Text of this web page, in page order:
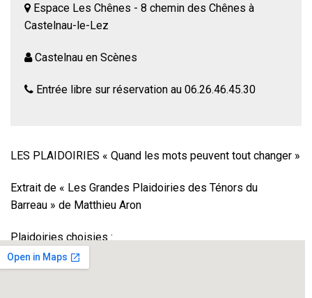
Espace Les Chênes - 8 chemin des Chênes à
Castelnau-le-Lez
Castelnau en Scènes
Entrée libre sur réservation au 06.26.46.45.30
LES PLAIDOIRIES « Quand les mots peuvent tout changer »
Extrait de « Les Grandes Plaidoiries des Ténors du
Barreau » de Matthieu Aron
Plaidoiries choisies :
Procès de Christian Ranucci (plaidoirie de Maitre Paul